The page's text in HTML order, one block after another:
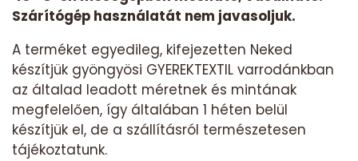
Szárítógép használatát nem javasoljuk.
A terméket egyedileg, kifejezetten Neked
készítjük gyöngyösi GYEREKTEXTIL varrodánkban
az általad leadott méretnek és mintának
megfelelően, így általában 1 héten belül
készítjük el, de a szállításról természetesen
tájékoztatunk.